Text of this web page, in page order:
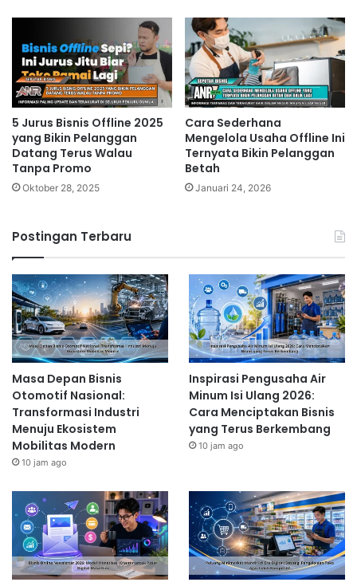
5 Jurus Bisnis Offline 2025
yang Bikin Pelanggan
Datang Terus Walau
Tanpa Promo
Oktober 28, 2025
Cara Sederhana
Mengelola Usaha Offline Ini
Ternyata Bikin Pelanggan
Betah
Januari 24, 2026
Postingan Terbaru
Masa Depan Bisnis
Otomotif Nasional:
Transformasi Industri
Menuju Ekosistem
Mobilitas Modern
10 jam ago
Inspirasi Pengusaha Air
Minum Isi Ulang 2026:
Cara Menciptakan Bisnis
yang Terus Berkembang
10 jam ago